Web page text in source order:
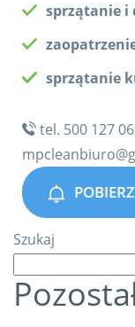
sprzątanie i
sprzątanie
tel. 500 127
Szukaj